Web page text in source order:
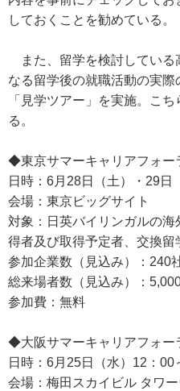
しておくことを勧めている。
また、留学を検討している
なる留学後の就職活動の実
「見学ツアー」を実施。こ
る。
◆東京サマーキャリアフォー
日時：6月28日（土）・29日
会場：東京ビッグサイト
対象：日英バイリンガルの
得者及び取得予定者、交換留
参加企業数（見込み）：240
総来場者数（見込み）：
参加費：無料
◆大阪サマーキャリアフォー
日時：6月25日（水）12：00
会場：梅田スカイビル タワ